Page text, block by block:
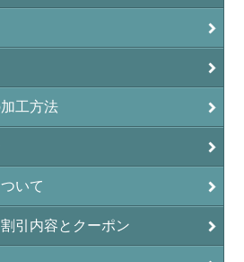
工方法
いて
引内容とクーポン